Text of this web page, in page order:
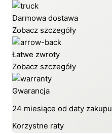
Pro
D103
fioletowa
Darmowa dostawa
Zobacz szczegóły
Łatwe zwroty
Zobacz szczegóły
Gwarancja
24 miesiące od daty zakupu
Korzystne raty